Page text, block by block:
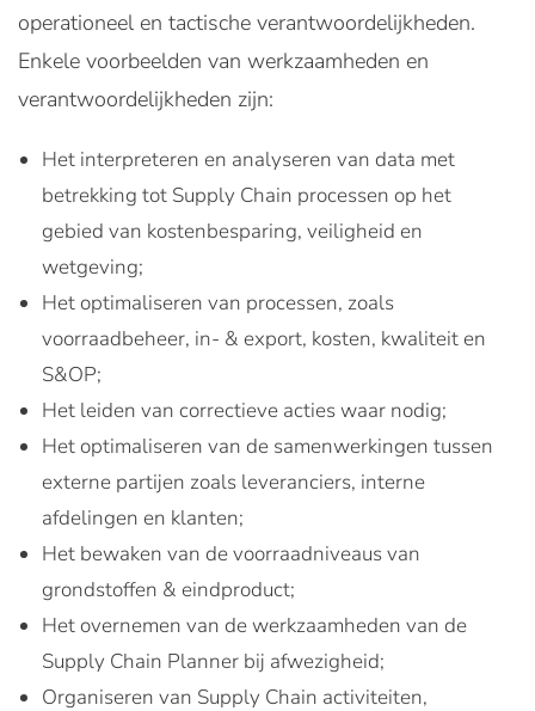
operationeel en tactische verantwoordelijkheden.
Enkele voorbeelden van werkzaamheden en
verantwoordelijkheden zijn:
Het interpreteren en analyseren van data met
betrekking tot Supply Chain processen op het
gebied van kostenbesparing, veiligheid en
wetgeving;
Het optimaliseren van processen, zoals
voorraadbeheer, in- & export, kosten, kwaliteit en
S&OP;
Het leiden van correctieve acties waar nodig;
Het optimaliseren van de samenwerkingen tussen
externe partijen zoals leveranciers, interne
afdelingen en klanten;
Het bewaken van de voorraadniveaus van
grondstoffen & eindproduct;
Het overnemen van de werkzaamheden van de
Supply Chain Planner bij afwezigheid;
Organiseren van Supply Chain activiteiten,